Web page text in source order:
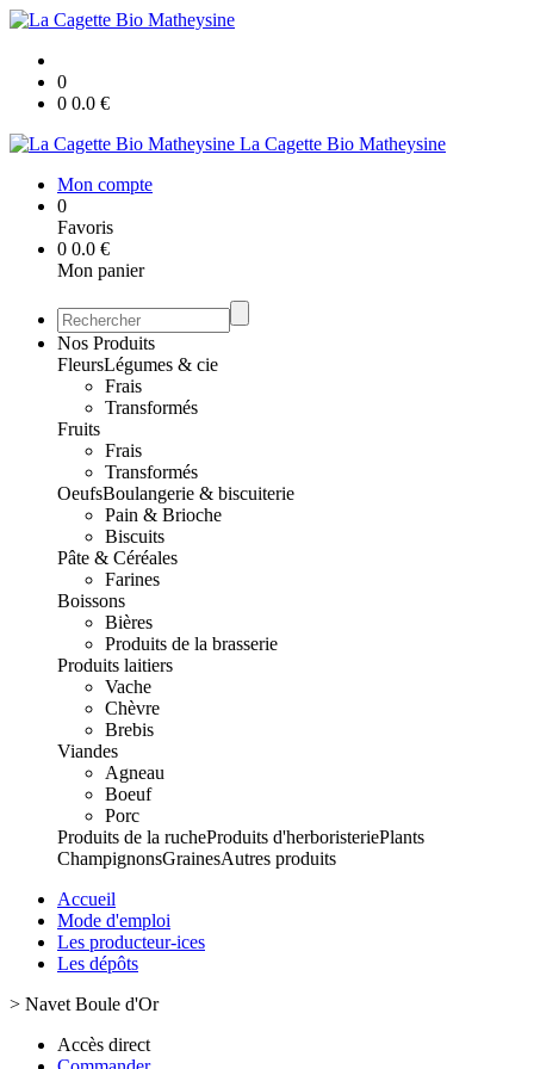
0
0 0.0 €
La Cagette Bio Matheysine
Mon compte
0
Favoris
0 0.0 €
Mon panier
Nos Produits
FleursLégumes & cie
Frais
Transformés
Fruits
Frais
Transformés
OeufsBoulangerie & biscuiterie
Pain & Brioche
Biscuits
Pâte & Céréales
Farines
Boissons
Bières
Produits de la brasserie
Produits laitiers
Vache
Chèvre
Brebis
Viandes
Agneau
Boeuf
Porc
Produits de la rucheProduits d'herboristeriePlants
ChampignonsGrainesAutres produits
Accueil
Mode d'emploi
Les producteur-ices
Les dépôts
> Navet Boule d'Or
Accès direct